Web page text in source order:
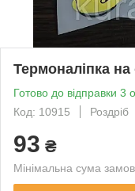
Термоналіпка на
Готово до відправки 3
Код: 10915
Роздріб
93 ₴
Мінімальна сума